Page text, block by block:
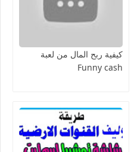
كيفية ربح المال من لعبة
Funny cash